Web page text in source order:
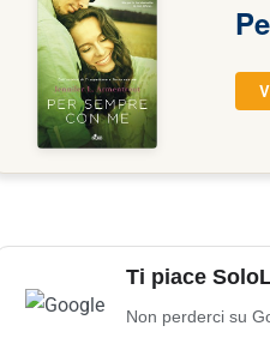
Ti piace
Non perderci su